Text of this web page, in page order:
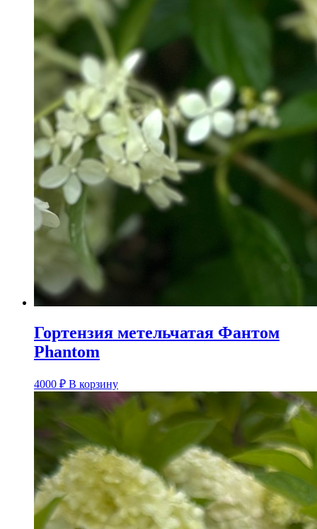
Гортензия метельчатая Фантом
Phantom
4000 ₽ В корзину